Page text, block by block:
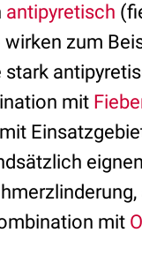
antipyretisch
zum
mit
mit